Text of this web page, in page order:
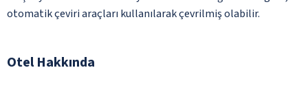
otomatik çeviri araçları kullanılarak çevrilmiş olabilir.
Otel Hakkında